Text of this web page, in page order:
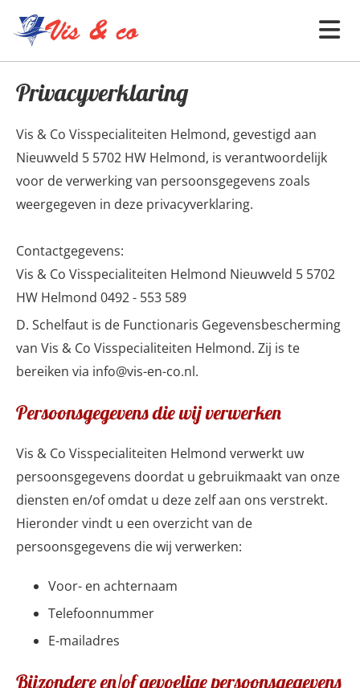
Privacyverklaring
Vis & Co Visspecialiteiten Helmond, gevestigd aan
Nieuwveld 5 5702 HW Helmond, is verantwoordelijk
voor de verwerking van persoonsgegevens zoals
weergegeven in deze privacyverklaring.
Contactgegevens:
Vis & Co Visspecialiteiten Helmond Nieuwveld 5 5702
HW Helmond 0492 - 553 589
D. Schelfaut is de Functionaris Gegevensbescherming
van Vis & Co Visspecialiteiten Helmond. Zij is te
bereiken via info@vis-en-co.nl.
Persoonsgegevens die wij verwerken
Vis & Co Visspecialiteiten Helmond verwerkt uw
persoonsgegevens doordat u gebruikmaakt van onze
diensten en/of omdat u deze zelf aan ons verstrekt.
Hieronder vindt u een overzicht van de
persoonsgegevens die wij verwerken:
Voor- en achternaam
Telefoonnummer
E-mailadres
Bijzondere en/of gevoelige persoonsgegevens